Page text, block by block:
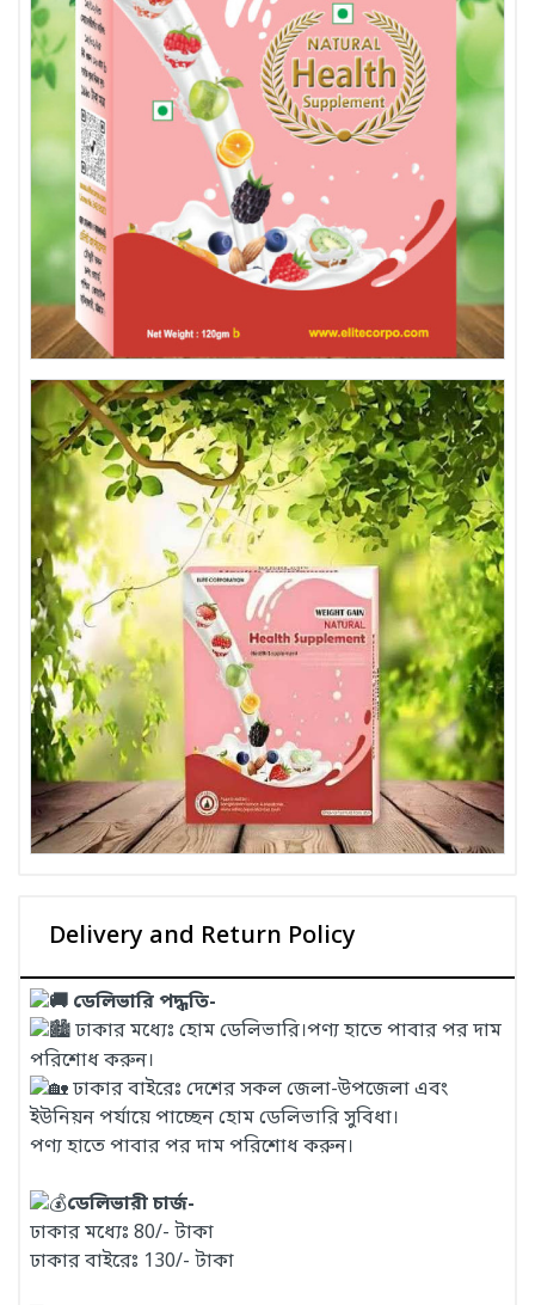
Delivery and Return Policy
ডেলিভারি পদ্ধতি-
ঢাকার মধ্যেঃ হোম ডেলিভারি।পণ্য হাতে পাবার পর দাম
পরিশোধ করুন।
ঢাকার বাইরেঃ দেশের সকল জেলা-উপজেলা এবং
ইউনিয়ন পর্যায়ে পাচ্ছেন হোম ডেলিভারি সুবিধা।
পণ্য হাতে পাবার পর দাম পরিশোধ করুন।
ডেলিভারী চার্জ-
ঢাকার মধ্যেঃ 80/- টাকা
ঢাকার বাইরেঃ 130/- টাকা